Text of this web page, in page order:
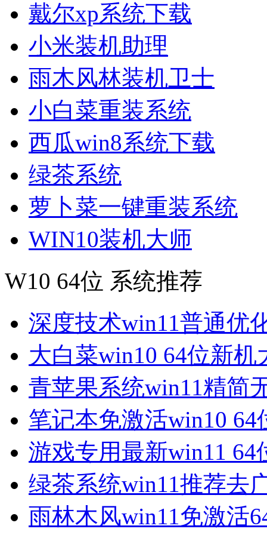
戴尔xp系统下载
小米装机助理
雨木风林装机卫士
小白菜重装系统
西瓜win8系统下载
绿茶系统
萝卜菜一键重装系统
WIN10装机大师
W10 64位 系统推荐
深度技术win11普通优
大白菜win10 64位新
青苹果系统win11精简
笔记本免激活win10
游戏专用最新win11
绿茶系统win11推荐去
雨林木风win11免激活